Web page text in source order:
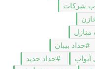
شركات
منازل
حداد بيبان
أبواب
حداد حديد